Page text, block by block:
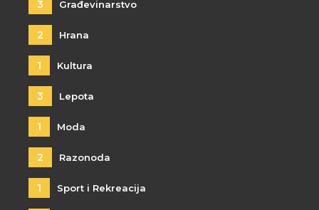
3 Građevinarstvo
2 Hrana
1 Kultura
3 Lepota
1 Moda
2 Razonoda
1 Sport i Rekreacija